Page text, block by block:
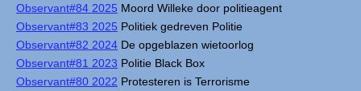
Observant#84 2025 Moord Willeke door politieagent
Observant#83 2025 Politiek gedreven Politie
Observant#82 2024 De opgeblazen wietoorlog
Observant#81 2023 Politie Black Box
Observant#80 2022 Protesteren is Terrorisme